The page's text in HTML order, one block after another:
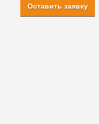
Оставить заявку